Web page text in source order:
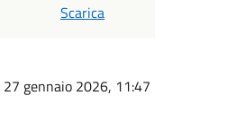
Scarica
27 gennaio 2026, 11:47